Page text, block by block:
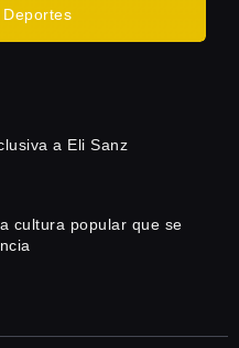
Deportes
a Eli Sanz
cultura popular que se